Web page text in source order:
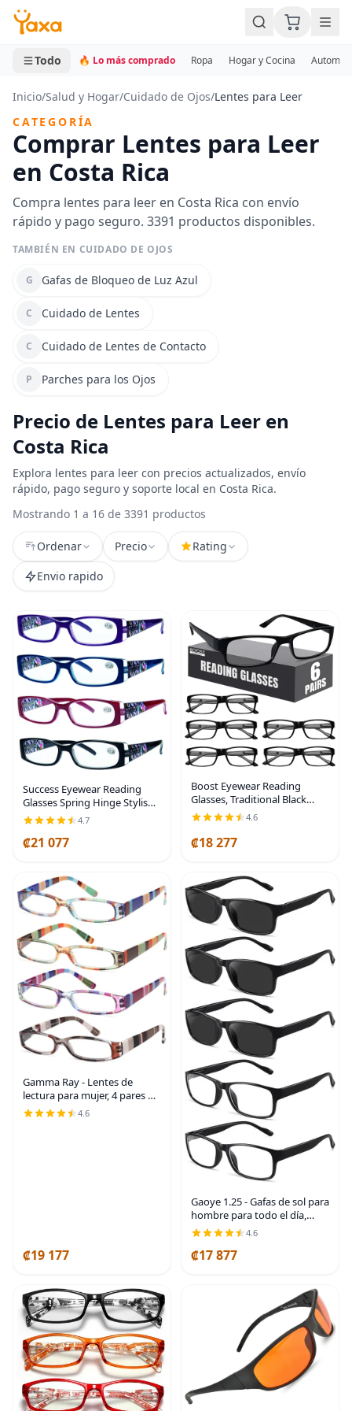
MINI CARRITO
0 productos
Todo 🔥 Lo más comprado Ropa Hogar y Cocina
Inicio/Salud y Hogar/Cuidado de Ojos/Lentes para Leer
CATEGORÍA
Comprar Lentes para Leer
en Costa Rica
Compra lentes para leer en Costa Rica con envío
rápido y pago seguro. 3391 productos disponibles.
TAMBIÉN EN CUIDADO DE OJOS
G Gafas de Bloqueo de Luz Azul
C Cuidado de Lentes
C Cuidado de Lentes de Contacto
P Parches para los Ojos
Precio de Lentes para Leer en
Costa Rica
Explora lentes para leer con precios actualizados, envío
rápido, pago seguro y soporte local en Costa Rica.
Mostrando 1 a 16 de 3391 productos
Ordenar Precio
Rating
Envio rapido
Success Eyewear Reading
Glasses Spring Hinge Stylish
Designed Readers Womens
Glasses for Reading 4 pk
4.7
₡21 077
Boost Eyewear Reading
Glasses, Traditional Black
Frames, with Spring Loaded
Hinges
4.6
₡18 277
Gamma Ray - Lentes de
lectura para mujer, 4 pares de
lectores de moda para mujer
4.6
₡19 177
Gaoye 1.25 - Gafas de sol para
hombre para todo el día,
lectores de computadora con
protección de luz azul,
paquete económico
4.6
₡17 877